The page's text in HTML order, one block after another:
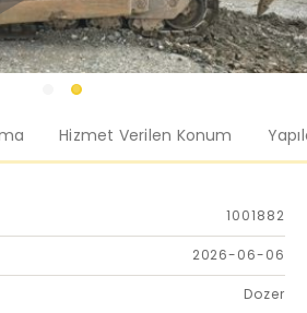
Hizmet Verilen Konum
1001882
2026-06-06
Dozer